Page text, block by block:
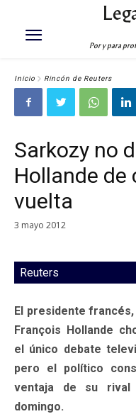
Por y para
Inicio Rincón de Reuters
Sarkozy no
Hollande de
vuelta
3 mayo 2012
Reuters
El presidente
François Hollande
el único debate
pero el político
ventaja de su rival
domingo.